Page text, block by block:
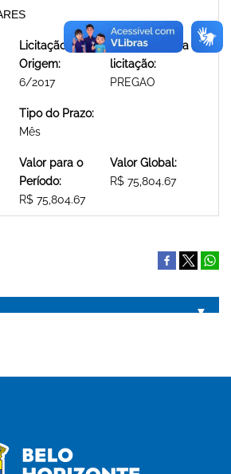
Licitação de
Origem:
6/2017
Modalidade da
licitação:
PREGAO
Tipo do Prazo:
Mês
Valor para o
Período:
R$ 75,804.67
Valor Global:
R$ 75,804.67